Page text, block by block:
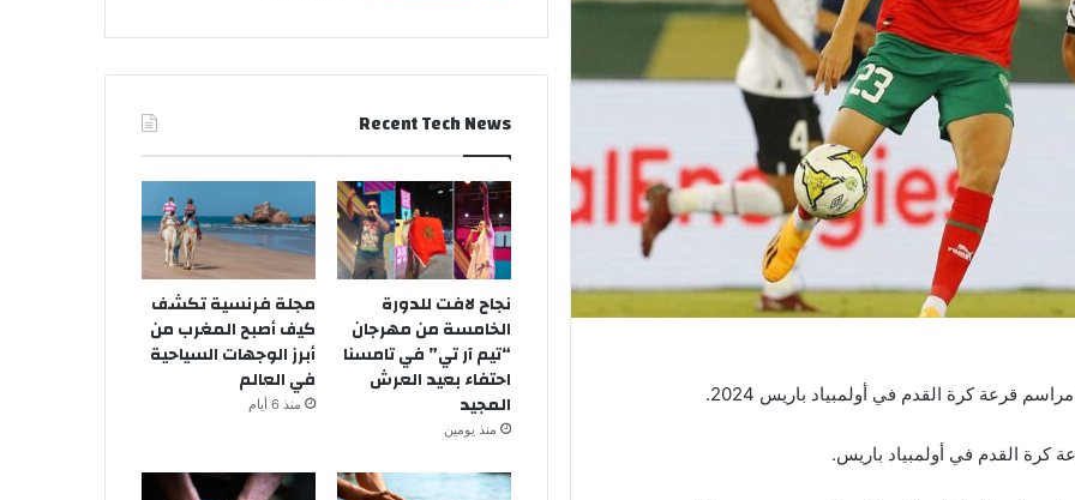
قرعة كرة القدم في أولمبياد باريس 2024.
Recent Tech News
نجاح لافت للدورة
الخامسة من مهرجان
“تيم آر تي” في تامسنا
احتفاء بعيد العرش
المجيد
منذ يومين
مجلة فرنسية تكشف
كيف أصبح المغرب من
أبرز الوجهات السياحية
في العالم
منذ 6 أيام